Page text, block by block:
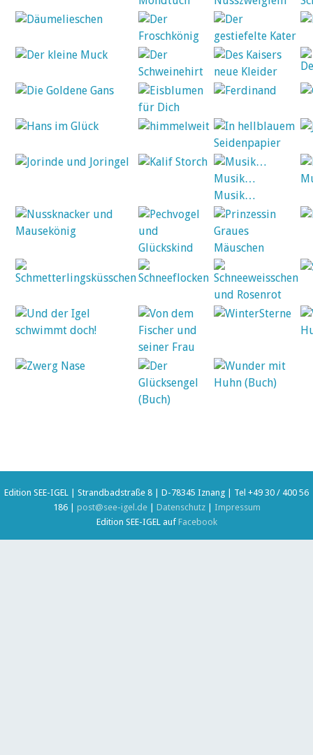
Edition SEE-IGEL | Strandbadstraße 8 | D-78345 Iznang | Tel +49 30 / 400 56
186 | post@see-igel.de| Datenschutz| Impressum
Edition SEE-IGEL auf Facebook